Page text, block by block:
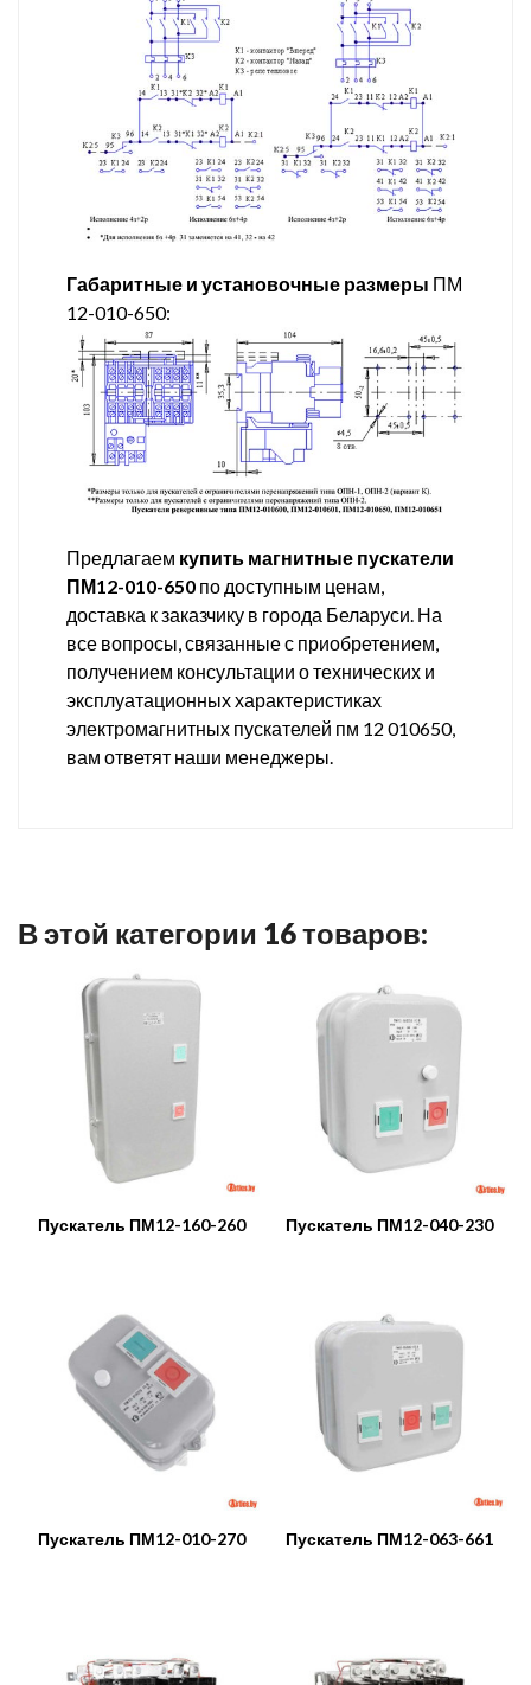
Габаритные и установочные размеры ПМ
12-010-650:
Предлагаем купить магнитные пускатели
ПМ12-010-650 по доступным ценам,
доставка к заказчику в города Беларуси. На
все вопросы, связанные с приобретением,
получением консультации о технических и
эксплуатационных характеристиках
электромагнитных пускателей пм 12 010650,
вам ответят наши менеджеры.
В этой категории 16 товаров:
Пускатель ПМ12-160-260 Пускатель ПМ12-040-230
Пускатель ПМ12-010-270 Пускатель ПМ12-063-661